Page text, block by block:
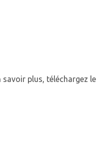
savoir plus, téléchargez le